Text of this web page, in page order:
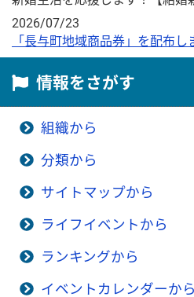
2026/07/23
「長与町地域商品券」を配布し
情報をさがす
組織から
分類から
サイトマップから
ライフイベントから
ランキングから
イベントカレンダーから